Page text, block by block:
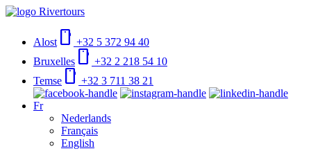
Alost smartphone +32 5 372 94 40
Bruxelles
smartphone +32 2 218 54 10
Temse
smartphone +32 3 711 38 21
Fr
Nederlands
Français
English